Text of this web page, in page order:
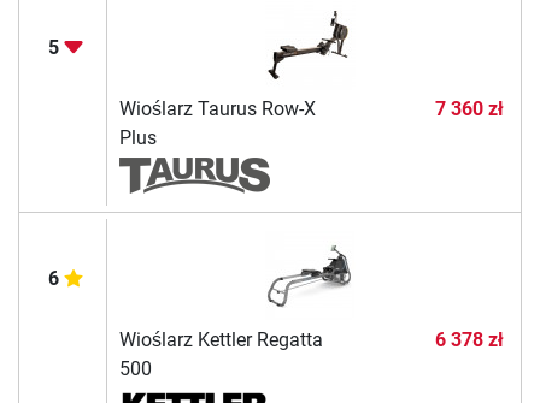
5
Wioślarz Taurus Row-X
Plus
7 360 zł
6
Wioślarz Kettler Regatta
500
6 378 zł